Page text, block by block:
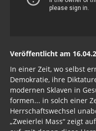
Veröffentlicht am
In einer Zeit, wo selbst
Demokratie, ihre
modernen Sklaven in
formen... in solch einer
Herrschaftswechsel
„Zweierlei Mass“ zeigt